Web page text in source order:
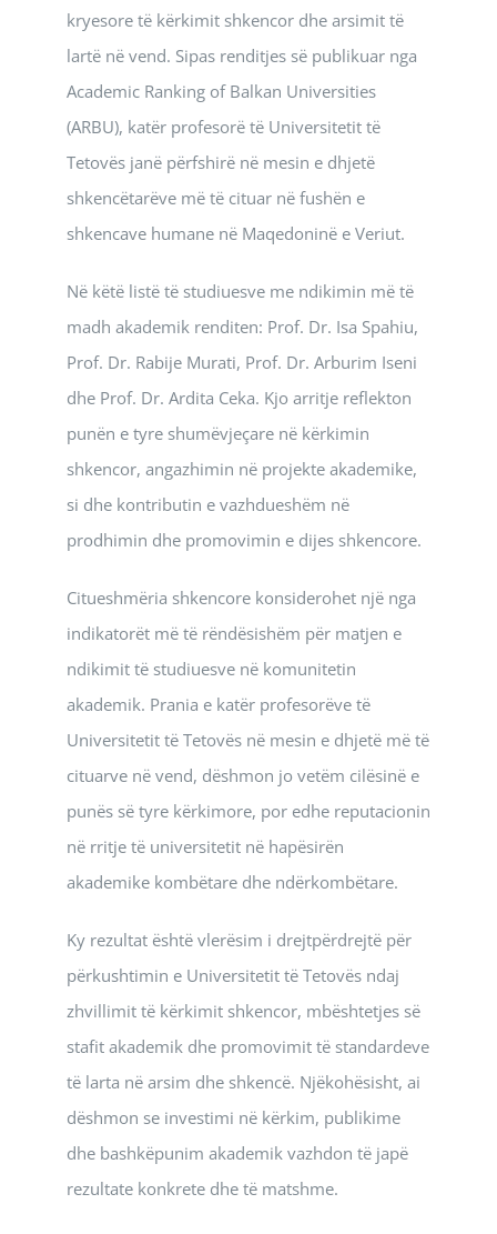
kryesore të kërkimit shkencor dhe arsimit të
lartë në vend. Sipas renditjes së publikuar nga
Academic Ranking of Balkan Universities
(ARBU), katër profesorë të Universitetit të
Tetovës janë përfshirë në mesin e dhjetë
shkencëtarëve më të cituar në fushën e
shkencave humane në Maqedoninë e Veriut.
Në këtë listë të studiuesve me ndikimin më të
madh akademik renditen: Prof. Dr. Isa Spahiu,
Prof. Dr. Rabije Murati, Prof. Dr. Arburim Iseni
dhe Prof. Dr. Ardita Ceka. Kjo arritje reflekton
punën e tyre shumëvjeçare në kërkimin
shkencor, angazhimin në projekte akademike,
si dhe kontributin e vazhdueshëm në
prodhimin dhe promovimin e dijes shkencore.
Citueshmëria shkencore konsiderohet një nga
indikatorët më të rëndësishëm për matjen e
ndikimit të studiuesve në komunitetin
akademik. Prania e katër profesorëve të
Universitetit të Tetovës në mesin e dhjetë më të
cituarve në vend, dëshmon jo vetëm cilësinë e
punës së tyre kërkimore, por edhe reputacionin
në rritje të universitetit në hapësirën
akademike kombëtare dhe ndërkombëtare.
Ky rezultat është vlerësim i drejtpërdrejtë për
përkushtimin e Universitetit të Tetovës ndaj
zhvillimit të kërkimit shkencor, mbështetjes së
stafit akademik dhe promovimit të standardeve
të larta në arsim dhe shkencë. Njëkohësisht, ai
dëshmon se investimi në kërkim, publikime
dhe bashkëpunim akademik vazhdon të japë
rezultate konkrete dhe të matshme.